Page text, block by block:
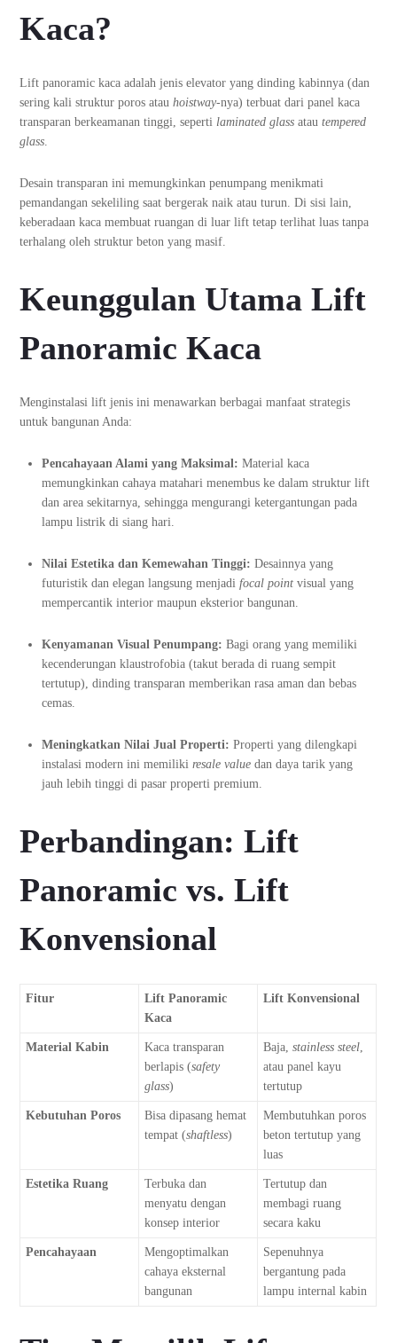
Kaca?
Lift panoramic kaca adalah jenis elevator yang dinding kabinnya (dan
sering kali struktur poros atauhoistway-nya) terbuat dari panel kaca
transparan berkeamanan tinggi, sepertilaminated glass atautempered
glass.
Desain transparan ini memungkinkan penumpang menikmati
pemandangan sekeliling saat bergerak naik atau turun. Di sisi lain,
keberadaan kaca membuat ruangan di luar lift tetap terlihat luas tanpa
terhalang oleh struktur beton yang masif.
Keunggulan Utama Lift
Panoramic Kaca
Menginstalasi lift jenis ini menawarkan berbagai manfaat strategis
untuk bangunan Anda:
Pencahayaan Alami yang Maksimal: Material kaca
memungkinkan cahaya matahari menembus ke dalam struktur lift
dan area sekitarnya, sehingga mengurangi ketergantungan pada
lampu listrik di siang hari.
Nilai Estetika dan Kemewahan Tinggi: Desainnya yang
futuristik dan elegan langsung menjadifocal point visual yang
mempercantik interior maupun eksterior bangunan.
Kenyamanan Visual Penumpang: Bagi orang yang memiliki
kecenderungan klaustrofobia (takut berada di ruang sempit
tertutup), dinding transparan memberikan rasa aman dan bebas
cemas.
Meningkatkan Nilai Jual Properti: Properti yang dilengkapi
instalasi modern ini memilikiresale value dan daya tarik yang
jauh lebih tinggi di pasar properti premium.
Perbandingan: Lift
Panoramic vs. Lift
Konvensional
Fitur
Lift Panoramic
Kaca
Lift Konvensional
Material Kabin
Kaca transparan
berlapis (safety
glass)
Baja, stainless steel
atau panel kayu
tertutup
Kebutuhan Poros
Bisa dipasang hemat
tempat (shaftless)
Membutuhkan poros
beton tertutup yang
luas
Estetika Ruang
Terbuka dan
menyatu dengan
konsep interior
Tertutup dan
membagi ruang
secara kaku
Pencahayaan
Mengoptimalkan
cahaya eksternal
bangunan
Sepenuhnya
bergantung pada
lampu internal kabin